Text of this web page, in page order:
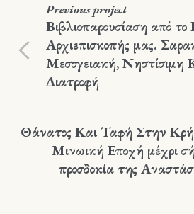
Previousproject
Βιβλιοπαρουσίαση από το
Αρχιεπισκοπής μας.
Μεσογειακή, Νηστίσιμη
Διατροφή
Θάνατος Και Ταφή Στην
Μινωική Εποχή μέχρι
προσδοκία της